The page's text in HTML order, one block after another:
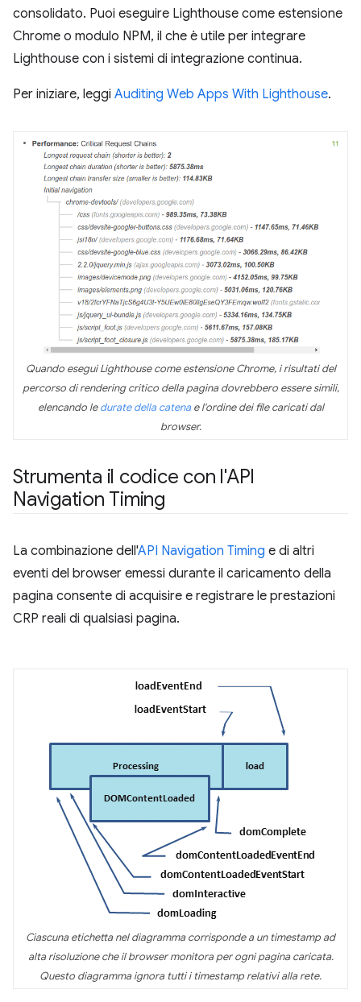
consolidato. Puoi eseguire Lighthouse come estensione
Chrome o modulo NPM, il che è utile per integrare
Lighthouse con i sistemi di integrazione continua.
Per iniziare, leggi Auditing Web Apps With Lighthouse.
Quando esegui Lighthouse come estensione Chrome, i risultati del
percorso di rendering critico della pagina dovrebbero essere simili,
elencando ledurate della catenae l'ordine dei file caricati dal
browser.
Strumenta il codice con l'API
Navigation Timing
La combinazione dell'API Navigation Timing e di altri
eventi del browser emessi durante il caricamento della
pagina consente di acquisire e registrare le prestazioni
CRP reali di qualsiasi pagina.
Ciascuna etichetta nel diagramma corrisponde a un timestamp ad
alta risoluzione che il browser monitora per ogni pagina caricata.
Questo diagramma ignora tutti i timestamp relativi alla rete.